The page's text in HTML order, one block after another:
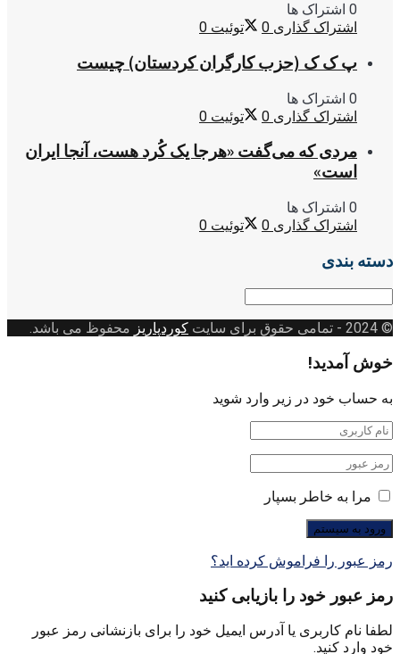
0 اشتراک ها
اشتراک گذاری 0 توئیت 0
پ ک ک (حزب کارگران کردستان) چیست
0 اشتراک ها
اشتراک گذاری 0 توئیت 0
مردی که می‌گفت «هرجا یک کُرد هست، آنجا ایران
است»
0 اشتراک ها
اشتراک گذاری 0 توئیت 0
دسته بندی
© 2024
- تمامی حقوق برای سایت کوردپاریز محفوظ می باشد.
خوش آمدید!
به حساب خود در زیر وارد شوید
مرا به خاطر بسپار
رمز عبور را فراموش کرده اید؟
رمز عبور خود را بازیابی کنید
لطفا نام کاربری یا آدرس ایمیل خود را برای بازنشانی رمز عبور
خود وارد کنید.